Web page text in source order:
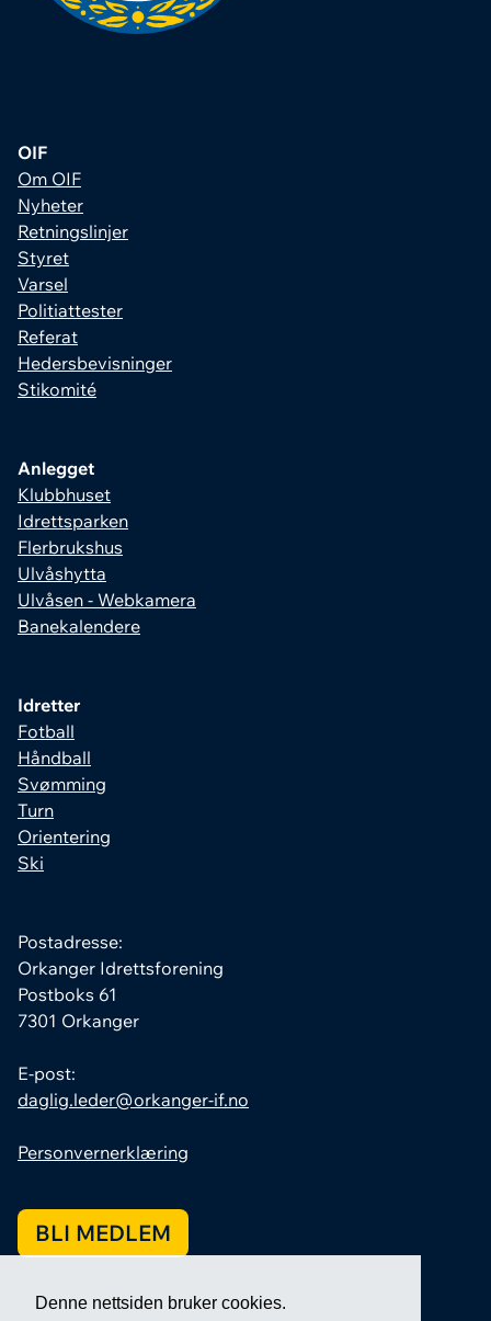
Denne nettsiden bruker cookies.
OIF
Om OIF
Nyheter
Retningslinjer
Styret
Varsel
Politiattester
Referat
Hedersbevisninger
Stikomité
Anlegget
Klubbhuset
Idrettsparken
Flerbrukshus
Ulvåshytta
Ulvåsen - Webkamera
Banekalendere
Idretter
Fotball
Håndball
Svømming
Turn
Orientering
Ski
Postadresse:
Orkanger Idrettsforening
Postboks 61
7301 Orkanger
E-post:
daglig.leder@orkanger-if.no
Personvernerklæring
BLI MEDLEM